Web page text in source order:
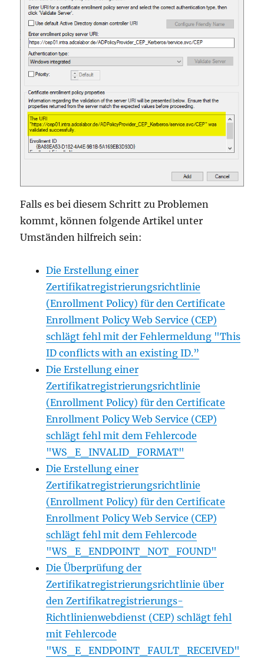
Falls es bei diesem Schritt zu Problemen
kommt, können folgende Artikel unter
Umständen hilfreich sein:
Die Erstellung einer
Zertifikatregistrierungsrichtlinie
(Enrollment Policy) für den Certificate
Enrollment Policy Web Service (CEP)
schlägt fehl mit der Fehlermeldung "This
ID conflicts with an existing ID.”
Die Erstellung einer
Zertifikatregistrierungsrichtlinie
(Enrollment Policy) für den Certificate
Enrollment Policy Web Service (CEP)
schlägt fehl mit dem Fehlercode
"WS_E_INVALID_FORMAT"
Die Erstellung einer
Zertifikatregistrierungsrichtlinie
(Enrollment Policy) für den Certificate
Enrollment Policy Web Service (CEP)
schlägt fehl mit dem Fehlercode
"WS_E_ENDPOINT_NOT_FOUND"
Die Überprüfung der
Zertifikatregistrierungsrichtlinie über
den Zertifikatregistrierungs-
Richtlinienwebdienst (CEP) schlägt fehl
mit Fehlercode
"WS_E_ENDPOINT_FAULT_RECEIVED"